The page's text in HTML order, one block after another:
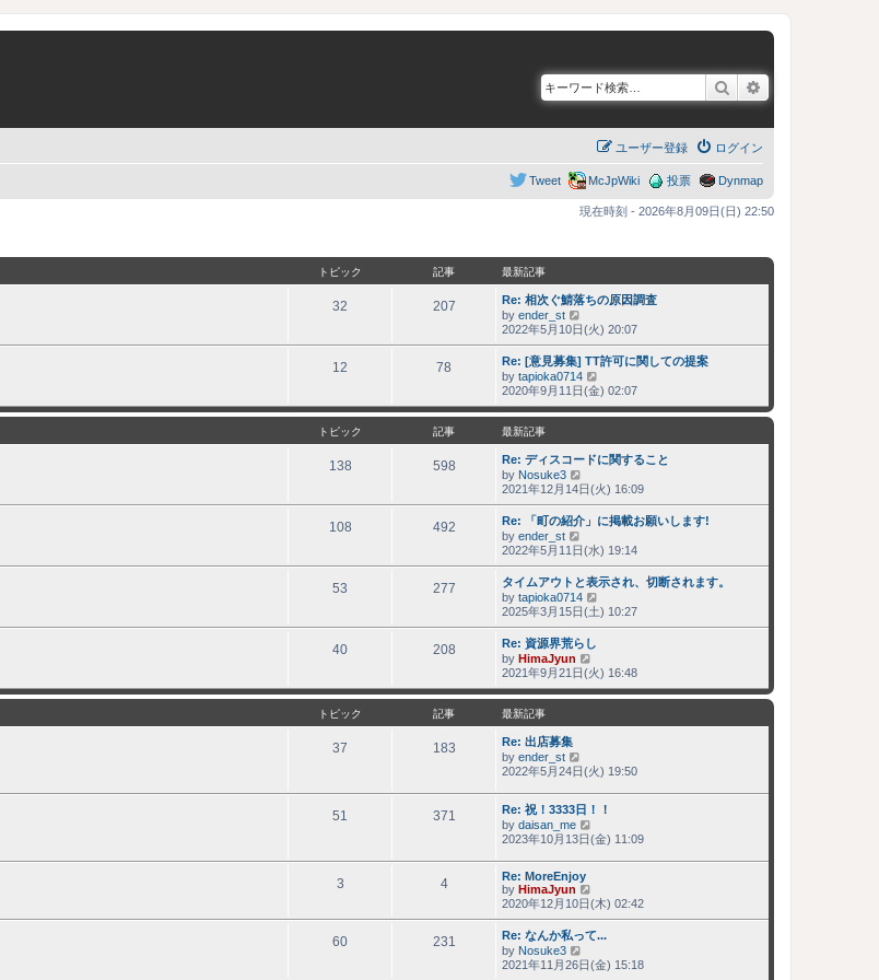
検索
ログイン
ユーザー登録
Dynmap
投票
McJpWiki
Tweet
現在時刻 - 2026年8月09日(日) 22:50
トピック 記事 最新記事
32 207
Re: 相次ぐ鯖落ちの原因調査
by ender_st
新
記
事
2022年5月10日(火) 20:07
12 78
Re: [意見募集] TT許可に関しての提案
by tapioka0714
新
記
2020年9月11日(金) 02:07
トピック 記事 最新記事
138 598
Re: ディスコードに関すること
by Nosuke3
新
記
事
2021年12月14日(火) 16:09
108 492
Re: 「町の紹介」に掲載お願いします!
by ender_st
新
記
事
2022年5月11日(水) 19:14
53 277
タイムアウトと表示され、切断されます。
by tapioka0714
新
記
2025年3月15日(土) 10:27
40 208
Re: 資源界荒らし
by HimaJyun
新
記
2021年9月21日(火) 16:48
トピック 記事 最新記事
37 183
Re: 出店募集
by ender_st
新
事
2022年5月24日(火) 19:50
51 371
Re: 祝！3333日！！
by daisan_me
新
2023年10月13日(金) 11:09
3 4
Re: MoreEnjoy
by HimaJyun
新
記
事
2020年12月10日(木) 02:42
60 231
Re: なんか私って...
by Nosuke3
新
2021年11月26日(金) 15:18